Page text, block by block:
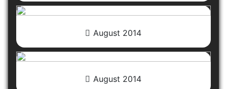
August 2014
August 2014